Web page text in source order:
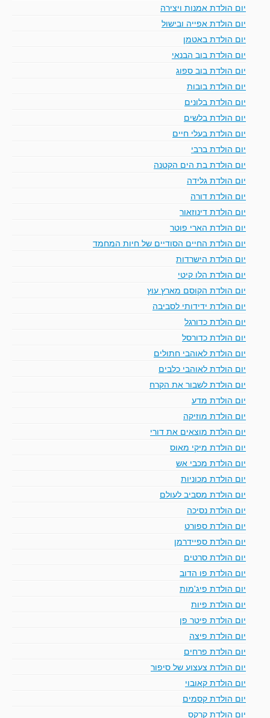
יום הולדת אמנות ויצירה
יום הולדת אפייה ובישול
יום הולדת באטמן
יום הולדת בוב הבנאי
יום הולדת בוב ספוג
יום הולדת בובות
יום הולדת בלונים
יום הולדת בלשים
יום הולדת בעלי חיים
יום הולדת ברבי
יום הולדת בת הים הקטנה
יום הולדת גלידה
יום הולדת דורה
יום הולדת דינוזאור
יום הולדת הארי פוטר
יום הולדת החיים הסודיים של חיות המחמד
יום הולדת הישרדות
יום הולדת הלו קיטי
יום הולדת הקוסם מארץ עוץ
יום הולדת ידידותי לסביבה
יום הולדת כדורגל
יום הולדת כדורסל
יום הולדת לאוהבי חתולים
יום הולדת לאוהבי כלבים
יום הולדת לשבור את הקרח
יום הולדת מדע
יום הולדת מוזיקה
יום הולדת מוצאים את דורי
יום הולדת מיקי מאוס
יום הולדת מכבי אש
יום הולדת מכוניות
יום הולדת מסביב לעולם
יום הולדת נסיכה
יום הולדת ספורט
יום הולדת ספיידרמן
יום הולדת סרטים
יום הולדת פו הדוב
יום הולדת פיג'מות
יום הולדת פיות
יום הולדת פיטר פן
יום הולדת פיצה
יום הולדת פרחים
יום הולדת צעצוע של סיפור
יום הולדת קאובוי
יום הולדת קסמים
יום הולדת קרקס